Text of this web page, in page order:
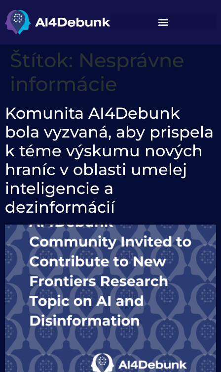
Štítok: Nesprávne
informácie
Komunita AI4Debunk
bola vyzvaná, aby prispela
k téme výskumu nových
hraníc v oblasti umelej
inteligencie a
dezinformácií